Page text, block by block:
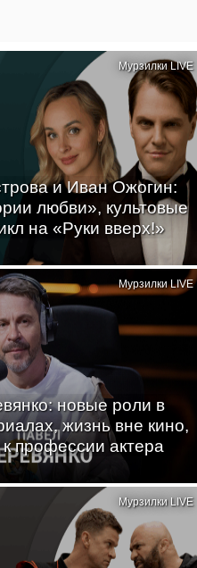
и Иван Ожогин:
любви», культовые
на «Руки вверх!»
Мурзилки LIVE
новые роли в
жизнь вне кино,
профессии актера
Мурзилки LIVE
Мурзилки LIVE